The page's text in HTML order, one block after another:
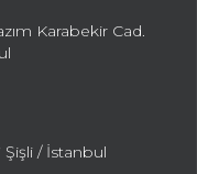
Karabekir Cad.
/ İstanbul